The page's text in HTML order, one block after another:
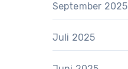
September 2025
Juli 2025